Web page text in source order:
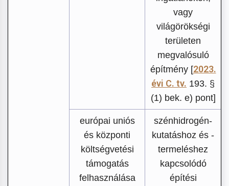
vagy
világörökségi
területen
megvalósuló
építmény [2023.
évi C. tv. 193. §
(1) bek. e) pont]
európai uniós
és központi
költségvetési
támogatás
felhasználása
szénhidrogén-
kutatáshoz és -
termeléshez
kapcsolódó
építési